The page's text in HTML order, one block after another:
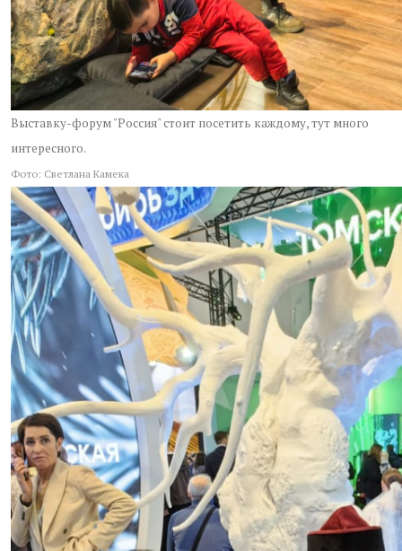
Выставку-форум "Россия" стоит посетить каждому, тут много
интересного.
Фото: Светлана Камека